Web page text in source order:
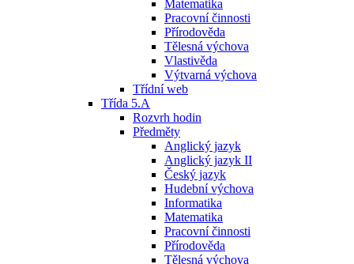
Matematika
Pracovní činnosti
Přírodověda
Tělesná výchova
Vlastivěda
Výtvarná výchova
Třídní web
Třída 5.A
Rozvrh hodin
Předměty
Anglický jazyk
Anglický jazyk II
Český jazyk
Hudební výchova
Informatika
Matematika
Pracovní činnosti
Přírodověda
Tělesná výchova